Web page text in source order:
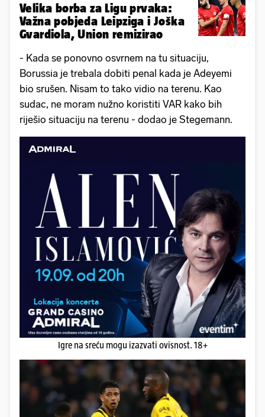
Velika borba za Ligu prvaka:
Važna pobjeda Leipziga i Joška
Gvardiola, Union remizirao
- Kada se ponovno osvrnem na tu situaciju,
Borussia je trebala dobiti penal kada je Adeyemi
bio srušen. Nisam to tako vidio na terenu. Kao
sudac, ne moram nužno koristiti VAR kako bih
riješio situaciju na terenu - dodao je Stegemann.
Igre na sreću mogu izazvati ovisnost. 18+